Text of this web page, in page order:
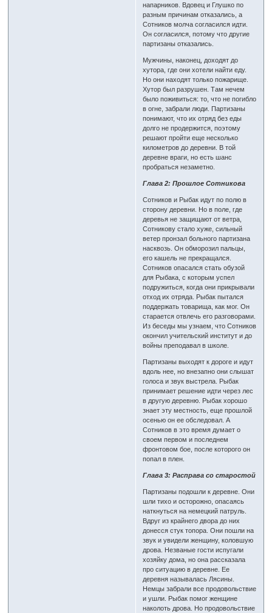
напарников. Вдовец и Глушко по
разным причинам отказались, а
Сотников молча согласился идти.
Он согласился, потому что другие
партизаны отказались.
Мужчины, наконец, доходят до
хутора, где они хотели найти еду.
Но они находят только пожарище.
Хутор был разрушен. Там нечем
было поживиться: то, что не погибло
в огне, забрали люди. Партизаны
понимают, что их отряд без еды
долго не продержится, поэтому
решают пройти еще несколько
километров до деревни. В той
деревне враги, но есть шанс
пробраться незаметно.
Глава 2: Прошлое Сотникова
Сотников и Рыбак идут по полю в
сторону деревни. Но в поле, где
деревья не защищают от ветра,
Сотникову стало хуже, сильный
ветер пронзал больного партизана
насквозь. Он обморозил пальцы,
его кашель не прекращался.
Сотников опасался стать обузой
для Рыбака, с которым успел
подружиться, когда они прикрывали
отход их отряда. Рыбак пытался
поддержать товарища, как мог. Он
старается отвлечь его разговорами.
Из беседы мы узнаем, что Сотников
окончил учительский институт и до
войны преподавал в школе.
Партизаны выходят к дороге и идут
вдоль нее, но внезапно они слышат
голоса и звук выстрела. Рыбак
принимает решение идти через лес
в другую деревню. Рыбак хорошо
знает эту местность, еще прошлой
осенью он ее обследовал. А
Сотников в это время думает о
своем первом и последнем
фронтовом бое, после которого он
попал в плен.
Глава 3: Расправа со старостой
Партизаны подошли к деревне. Они
шли тихо и осторожно, опасаясь
наткнуться на немецкий патруль.
Вдруг из крайнего двора до них
донесся стук топора. Они пошли на
звук и увидели женщину, коловшую
дрова. Незваные гости испугали
хозяйку дома, но она рассказала
про ситуацию в деревне. Ее
деревня называлась Лясины.
Немцы забрали все продовольствие
и ушли. Рыбак помог женщине
наколоть дрова. Но продовольствие